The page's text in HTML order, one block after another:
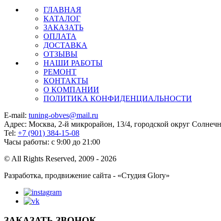
ГЛАВНАЯ
КАТАЛОГ
ЗАКАЗАТЬ
ОПЛАТА
ДОСТАВКА
ОТЗЫВЫ
НАШИ РАБОТЫ
РЕМОНТ
КОНТАКТЫ
О КОМПАНИИ
ПОЛИТИКА КОНФИДЕНЦИАЛЬНОСТИ
E-mail: tuning-obves@mail.ru
Адрес: Москва, 2-й микрорайон, 13/4, городской округ
Tel: +7 (901) 384-15-08
Часы работы: с 9:00 до 21:00
© All Rights Reserved, 2009 - 2026
Разработка, продвижение сайта - «Студия Glory»